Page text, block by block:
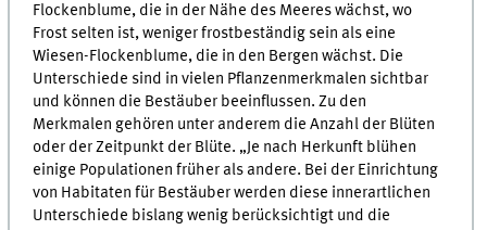
Flockenblume, die in der Nähe des Meeres wächst, wo
Frost selten ist, weniger frostbeständig sein als eine
Wiesen-Flockenblume, die in den Bergen wächst. Die
Unterschiede sind in vielen Pflanzenmerkmalen sichtbar
und können die Bestäuber beeinflussen. Zu den
Merkmalen gehören unter anderem die Anzahl der Blüten
oder der Zeitpunkt der Blüte. „Je nach Herkunft blühen
einige Populationen früher als andere. Bei der Einrichtung
von Habitaten für Bestäuber werden diese innerartlichen
Unterschiede bislang wenig berücksichtigt und die